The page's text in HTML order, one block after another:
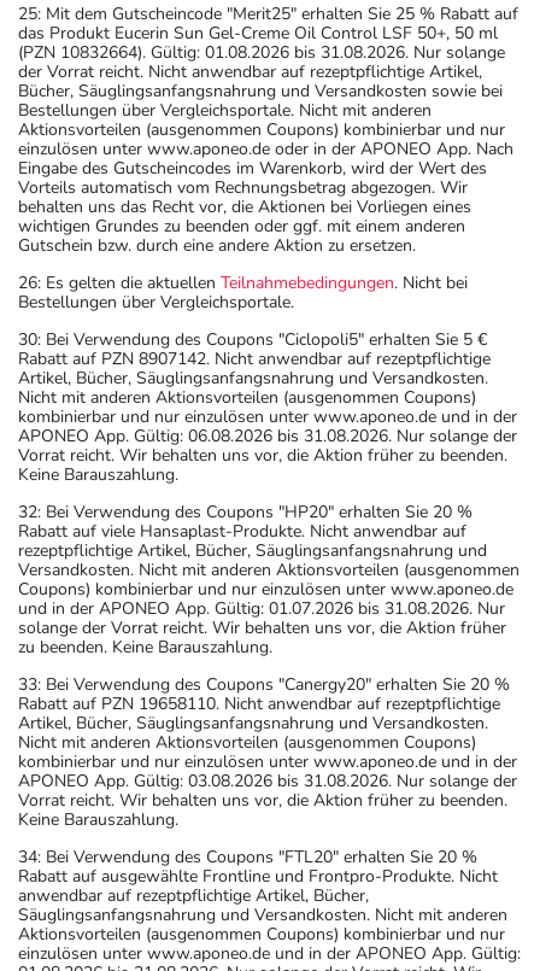
25: Mit dem Gutscheincode "Merit25" erhalten Sie 25 % Rabatt auf
das Produkt Eucerin Sun Gel-Creme Oil Control LSF 50+, 50 ml
(PZN 10832664). Gültig: 01.08.2026 bis 31.08.2026. Nur solange
der Vorrat reicht. Nicht anwendbar auf rezeptpflichtige Artikel,
Bücher, Säuglingsanfangsnahrung und Versandkosten sowie bei
Bestellungen über Vergleichsportale. Nicht mit anderen
Aktionsvorteilen (ausgenommen Coupons) kombinierbar und nur
einzulösen unter www.aponeo.de oder in der APONEO App. Nach
Eingabe des Gutscheincodes im Warenkorb, wird der Wert des
Vorteils automatisch vom Rechnungsbetrag abgezogen. Wir
behalten uns das Recht vor, die Aktionen bei Vorliegen eines
wichtigen Grundes zu beenden oder ggf. mit einem anderen
Gutschein bzw. durch eine andere Aktion zu ersetzen.
26: Es gelten die aktuellen Teilnahmebedingungen. Nicht bei
Bestellungen über Vergleichsportale.
30: Bei Verwendung des Coupons "Ciclopoli5" erhalten Sie 5 €
Rabatt auf PZN 8907142. Nicht anwendbar auf rezeptpflichtige
Artikel, Bücher, Säuglingsanfangsnahrung und Versandkosten.
Nicht mit anderen Aktionsvorteilen (ausgenommen Coupons)
kombinierbar und nur einzulösen unter www.aponeo.de und in der
APONEO App. Gültig: 06.08.2026 bis 31.08.2026. Nur solange der
Vorrat reicht. Wir behalten uns vor, die Aktion früher zu beenden.
Keine Barauszahlung.
32: Bei Verwendung des Coupons "HP20" erhalten Sie 20 %
Rabatt auf viele Hansaplast-Produkte. Nicht anwendbar auf
rezeptpflichtige Artikel, Bücher, Säuglingsanfangsnahrung und
Versandkosten. Nicht mit anderen Aktionsvorteilen (ausgenommen
Coupons) kombinierbar und nur einzulösen unter www.aponeo.de
und in der APONEO App. Gültig: 01.07.2026 bis 31.08.2026. Nur
solange der Vorrat reicht. Wir behalten uns vor, die Aktion früher
zu beenden. Keine Barauszahlung.
33: Bei Verwendung des Coupons "Canergy20" erhalten Sie 20 %
Rabatt auf PZN 19658110. Nicht anwendbar auf rezeptpflichtige
Artikel, Bücher, Säuglingsanfangsnahrung und Versandkosten.
Nicht mit anderen Aktionsvorteilen (ausgenommen Coupons)
kombinierbar und nur einzulösen unter www.aponeo.de und in der
APONEO App. Gültig: 03.08.2026 bis 31.08.2026. Nur solange der
Vorrat reicht. Wir behalten uns vor, die Aktion früher zu beenden.
Keine Barauszahlung.
34: Bei Verwendung des Coupons "FTL20" erhalten Sie 20 %
Rabatt auf ausgewählte Frontline und Frontpro-Produkte. Nicht
anwendbar auf rezeptpflichtige Artikel, Bücher,
Säuglingsanfangsnahrung und Versandkosten. Nicht mit anderen
Aktionsvorteilen (ausgenommen Coupons) kombinierbar und nur
einzulösen unter www.aponeo.de und in der APONEO App. Gültig: